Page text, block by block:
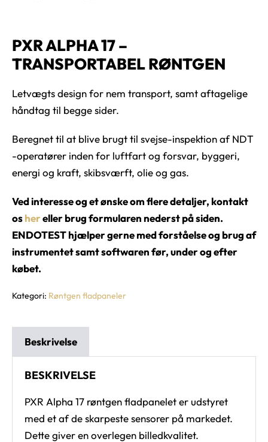
PXR ALPHA 17 –
TRANSPORTABEL RØNTGEN
Letvægts design for nem transport, samt aftagelige
håndtag til begge sider.
Beregnet til at blive brugt til svejse-inspektion af NDT
-operatører inden for luftfart og forsvar, byggeri,
energi og kraft, skibsværft, olie og gas.
Ved interesse og et ønske om flere detaljer, kontakt
oshereller brug formularen nederst på siden.
ENDOTEST hjælper gerne med forståelse og brug af
instrumentet samt softwaren før, under og efter
købet.
Kategori: Røntgen fladpaneler
Beskrivelse
BESKRIVELSE
PXR Alpha 17 røntgen fladpanelet er udstyret
med et af de skarpeste sensorer på markedet.
Dette giver en overlegen billedkvalitet.